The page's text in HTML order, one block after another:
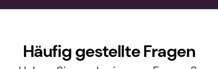
Häufig gestellte Fragen